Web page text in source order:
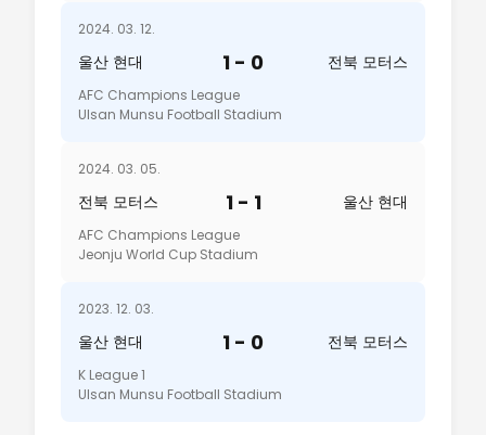
2024. 03. 12.
울산 현대 1 - 0 전북 모터스
AFC Champions League
Ulsan Munsu Football Stadium
2024. 03. 05.
전북 모터스 1 - 1 울산 현대
AFC Champions League
Jeonju World Cup Stadium
2023. 12. 03.
울산 현대 1 - 0 전북 모터스
K League 1
Ulsan Munsu Football Stadium